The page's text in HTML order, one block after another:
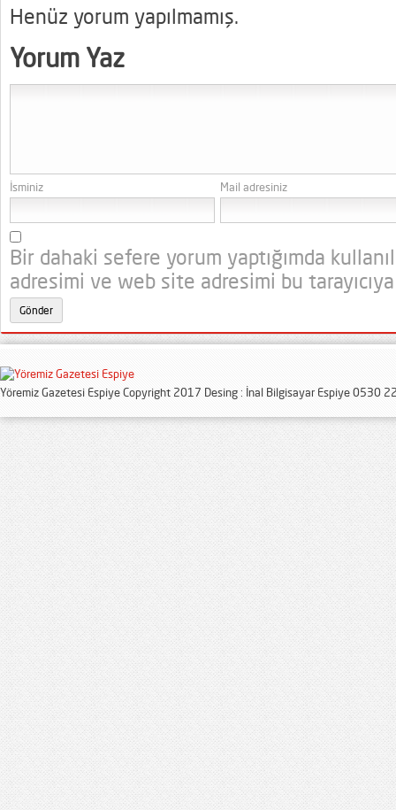
Henüz yorum yapılmamış.
Yorum Yaz
İsminiz Mail adresiniz
Bir dahaki sefere yorum yaptığımda
adresimi ve web site adresimi bu
Yöremiz Gazetesi Espiye Copyright 2017 Desing : İnal Bilgisayar Espiye 0530